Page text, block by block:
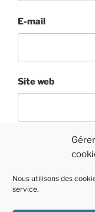
Nous utilisons des
service.
E-mail
Site web